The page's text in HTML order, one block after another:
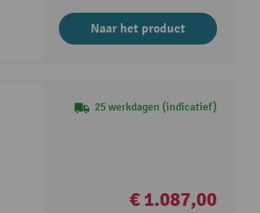
Naar het product
25 werkdagen (indicatief)
€ 1.087,00